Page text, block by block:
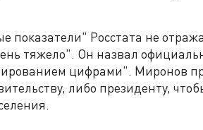
показатели" Росстата не
тяжело". Он назвал
цифрами". Миронов
либо президенту,